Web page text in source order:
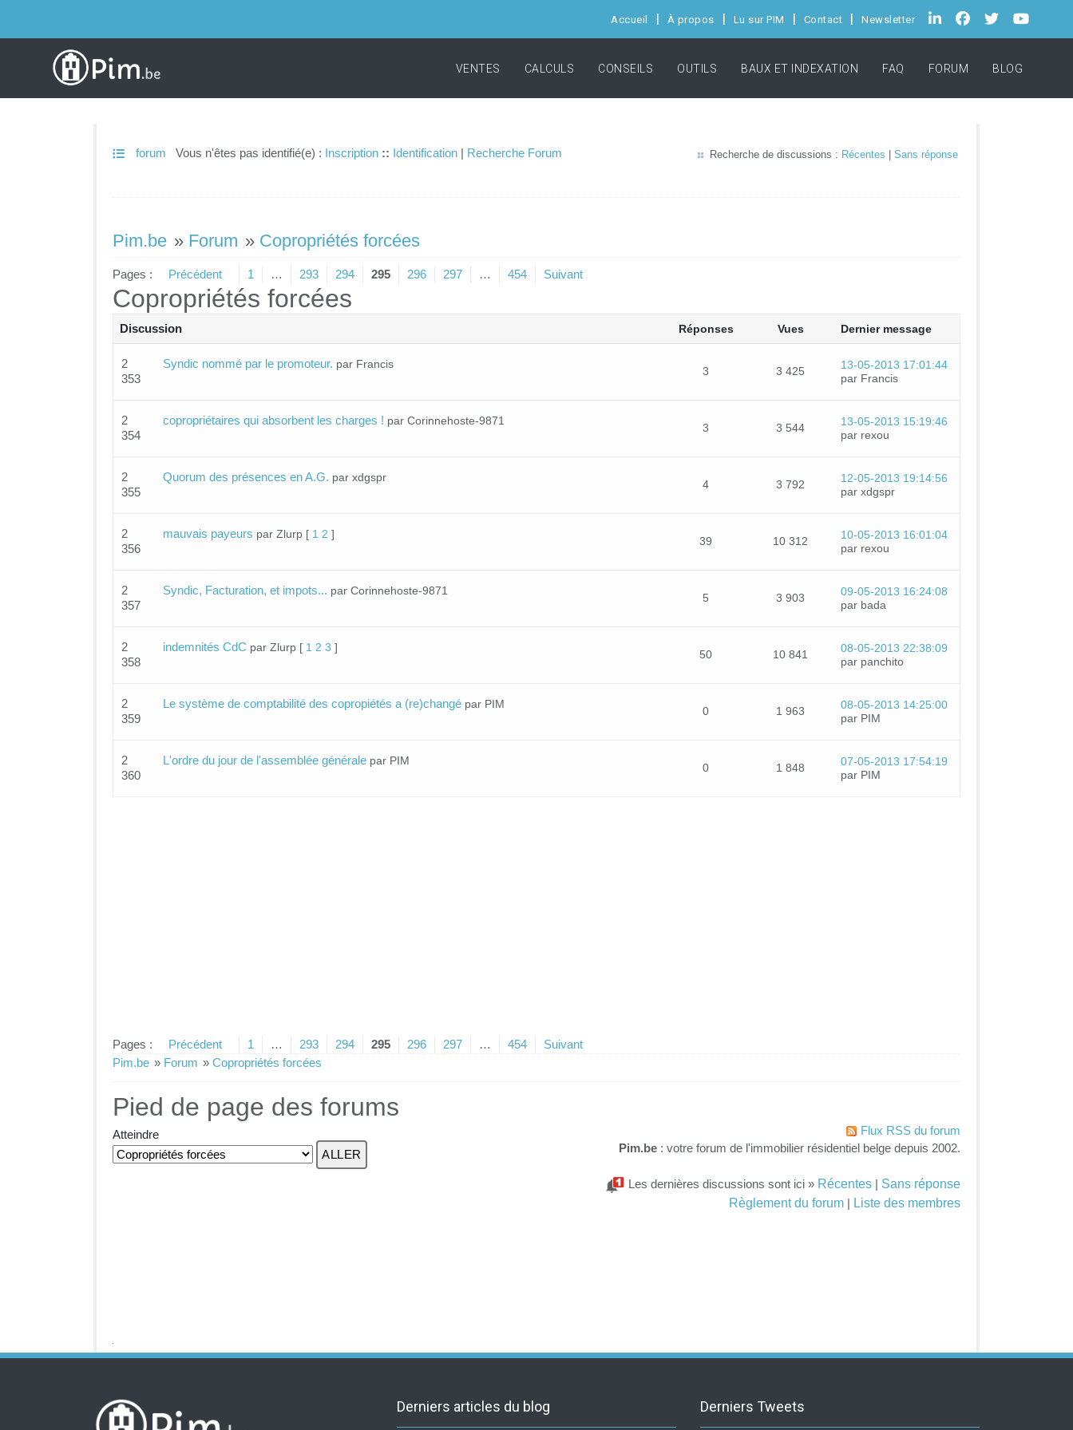
Accueil À propos Lu sur PIM Contact Newsletter
VENTES CALCULS CONSEILS OUTILS BAUX ET INDEXATION FAQ FORUM BLOG
forum Vous n'êtes pas identifié(e) : Inscription :: Identification | Recherche Forum Recherche de discussions : Récentes Sans réponse
Pim.be » Forum » Copropriétés forcées
Pages : Précédent 1 … 293 294 295 296 297 … 454 Suivant
Copropriétés forcées
Discussion Réponses Vues Dernier message
2
353
Syndic nommé par le promoteur. par Francis
3 3 425
13-05-2013 17:01:44
par Francis
2
354
copropriétaires qui absorbent les charges ! par Corinnehoste-9871
3 3 544
13-05-2013 15:19:46
par rexou
2
355
Quorum des présences en A.G. par xdgspr
4 3 792
12-05-2013 19:14:56
par xdgspr
2
356
mauvais payeurs par Zlurp [ 1 2 ]
39 10 312
10-05-2013 16:01:04
par rexou
2
357
Syndic, Facturation, et impots... par Corinnehoste-9871
5 3 903
09-05-2013 16:24:08
par bada
2
358
indemnités CdC par Zlurp [ 1 2 3 ]
50 10 841
08-05-2013 22:38:09
par panchito
2
359
Le système de comptabilité des copropiétés a (re)changé par PIM
0 1 963
08-05-2013 14:25:00
par PIM
2
360
L'ordre du jour de l'assemblée générale par PIM
0 1 848
07-05-2013 17:54:19
par PIM
Pages : Précédent 1 … 293 294 295 296 297 … 454
Suivant
Pim.be » Forum » Copropriétés forcées
Pied de page des forums
Atteindre
Flux RSS du forum
Pim.be : votre forum de l'immobilier résidentiel belge depuis 2002.
Les dernières discussions sont ici » Récentes | Sans réponse
Règlement du forum | Liste des membres
Derniers articles du blog Derniers Tweets